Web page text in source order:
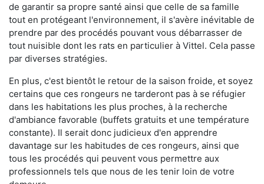
de garantir sa propre santé ainsi que celle de sa famille
tout en protégeant l'environnement, il s'avère inévitable de
prendre par des procédés pouvant vous débarrasser de
tout nuisible dont les rats en particulier à Vittel. Cela passe
par diverses stratégies.
En plus, c'est bientôt le retour de la saison froide, et soyez
certains que ces rongeurs ne tarderont pas à se réfugier
dans les habitations les plus proches, à la recherche
d'ambiance favorable (buffets gratuits et une température
constante). Il serait donc judicieux d'en apprendre
davantage sur les habitudes de ces rongeurs, ainsi que
tous les procédés qui peuvent vous permettre aux
professionnels tels que nous de les tenir loin de votre